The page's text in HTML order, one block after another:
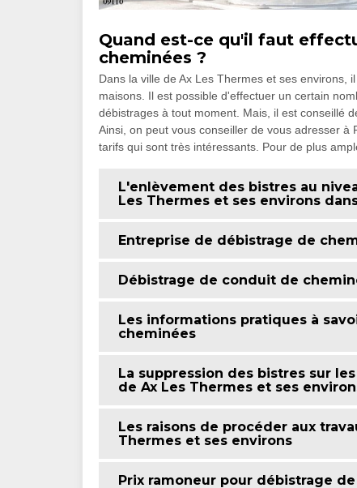
Quand est-ce qu'il faut
cheminées ?
Dans la ville de Ax Les Thermes et ses environs,
maisons. Il est possible d'effectuer un certain
débistrages à tout moment. Mais, il est conseillé
Ainsi, on peut vous conseiller de vous adresser
tarifs qui sont très intéressants. Pour de plus
L'enlèvement des bistres au
Les Thermes et ses environs
Entreprise de débistrage de
Débistrage de conduit de
Les informations pratiques à
cheminées
La suppression des bistres sur
de Ax Les Thermes et ses
Les raisons de procéder aux
Thermes et ses environs
Prix ramoneur pour débistrage